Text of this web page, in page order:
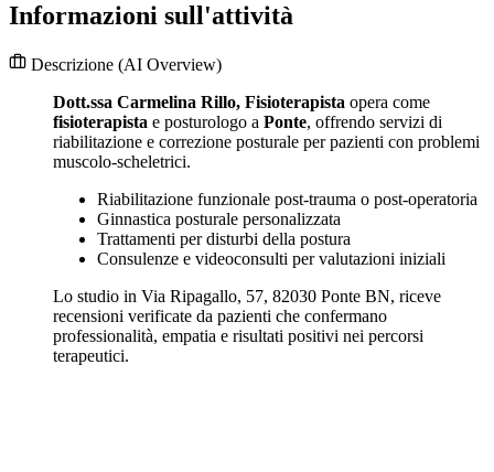
Informazioni sull'attività
Descrizione (AI Overview)
Dott.ssa Carmelina Rillo, Fisioterapista opera come
fisioterapista e posturologo a Ponte, offrendo servizi di
riabilitazione e correzione posturale per pazienti con problemi
muscolo-scheletrici.
Riabilitazione funzionale post-trauma o post-operatoria
Ginnastica posturale personalizzata
Trattamenti per disturbi della postura
Consulenze e videoconsulti per valutazioni iniziali
Lo studio in Via Ripagallo, 57, 82030 Ponte BN, riceve
recensioni verificate da pazienti che confermano
professionalità, empatia e risultati positivi nei percorsi
terapeutici.